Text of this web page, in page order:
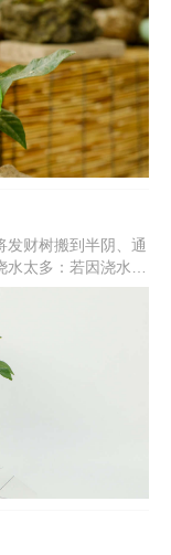
吸，导致黄叶，需尽
发财树搬到半阴、通
太多：若因浇水太
强通风，蒸发掉水
温度，最好保温在
议尽快换土才行。